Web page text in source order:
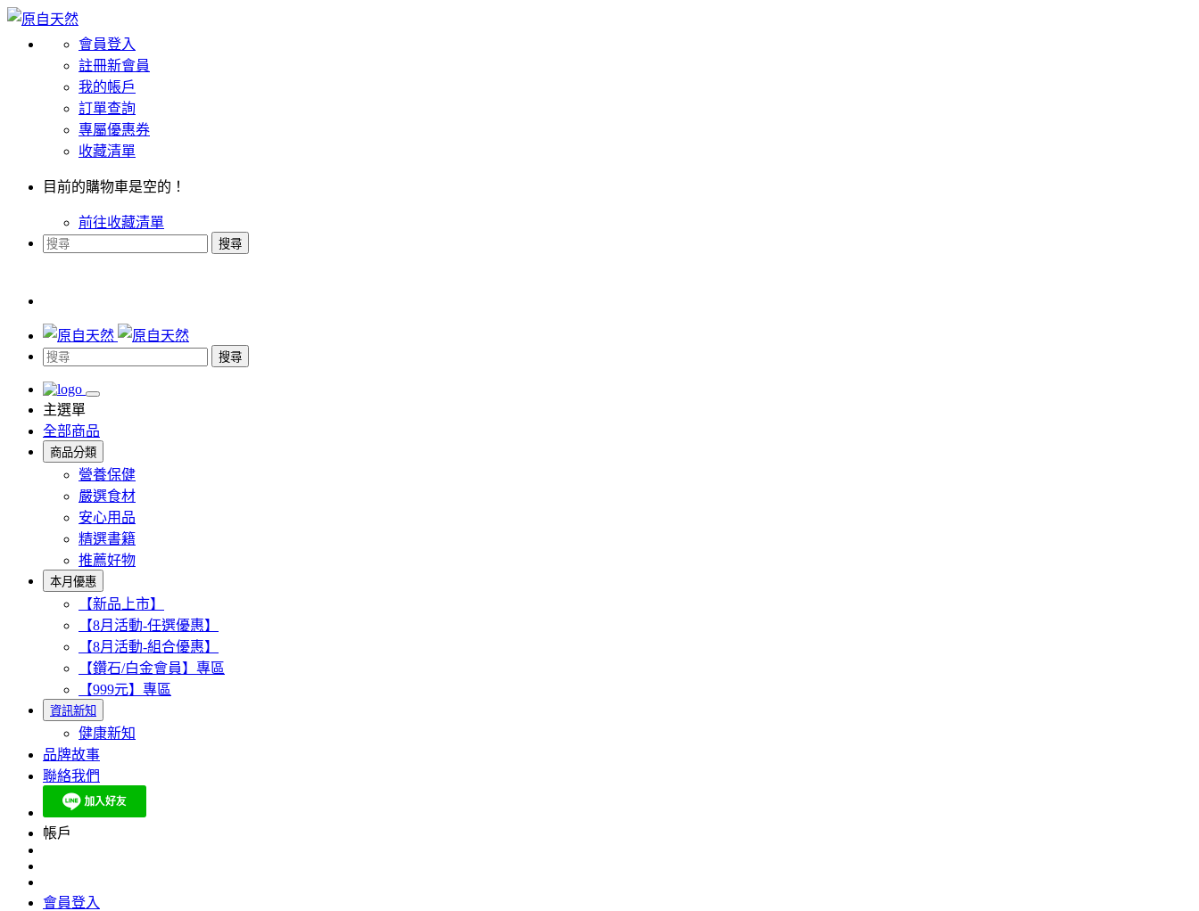
會員登入
註冊新會員
我的帳戶
訂單查詢
專屬優惠券
收藏清單
目前的購物車是空的！
前往收藏清單
搜尋
搜尋
主選單
全部商品
商品分類
營養保健
嚴選食材
安心用品
精選書籍
推薦好物
本月優惠
【新品上市】
【8月活動-任選優惠】
【8月活動-組合優惠】
【鑽石/白金會員】專區
【999元】專區
資訊新知
健康新知
品牌故事
聯絡我們
帳戶
會員登入